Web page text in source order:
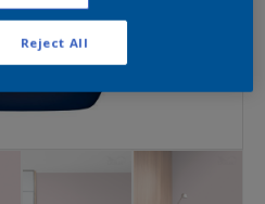
Reject All